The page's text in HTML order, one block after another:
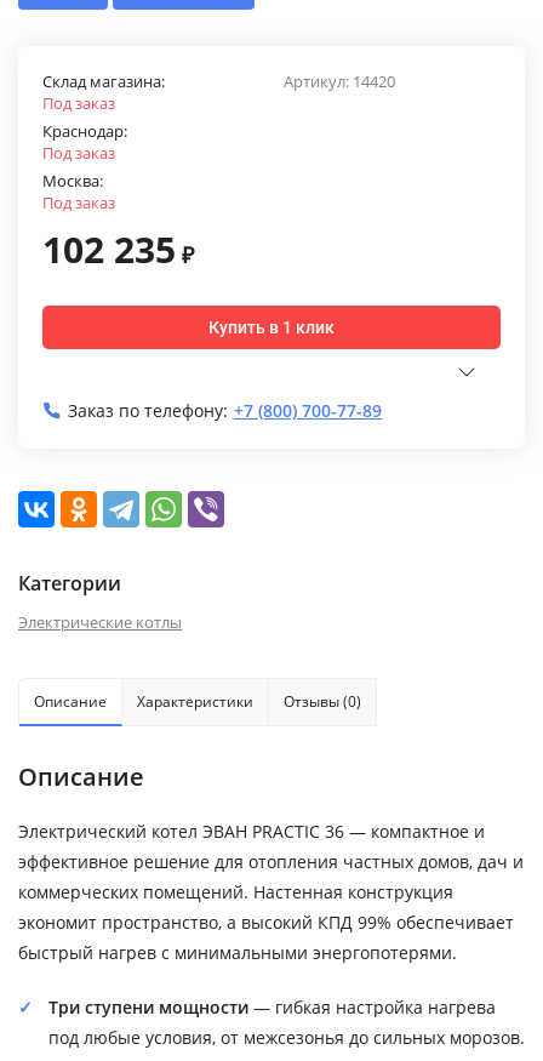
Артикул: 14420
Склад магазина:
Под заказ
Краснодар:
Под заказ
Москва:
Под заказ
102 235 ₽
Купить в 1 клик
Заказ по телефону: +7 (800) 700-77-89
Категории
Электрические котлы
Описание Характеристики Отзывы (0)
Описание
Электрический котел ЭВАН PRACTIC 36 — компактное и
эффективное решение для отопления частных домов, дач и
коммерческих помещений. Настенная конструкция
экономит пространство, а высокий КПД 99% обеспечивает
быстрый нагрев с минимальными энергопотерями.
Три ступени мощности — гибкая настройка нагрева
под любые условия, от межсезонья до сильных морозов.